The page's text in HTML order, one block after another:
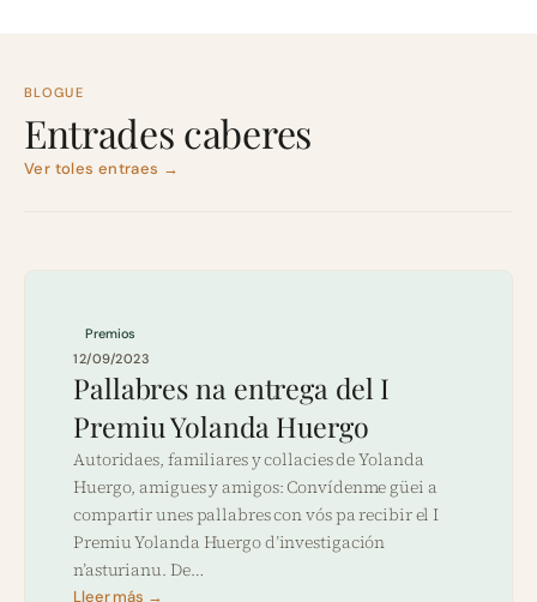
BLOGUE
Entrades caberes
Ver toles entraes →
Premios
12/09/2023
Pallabres na entrega del I
Premiu Yolanda Huergo
Autoridaes, familiares y collacies de Yolanda
Huergo, amigues y amigos: Convídenme güei a
compartir unes pallabres con vós pa recibir el I
Premiu Yolanda Huergo d’investigación
n’asturianu. De…
Lleer más →